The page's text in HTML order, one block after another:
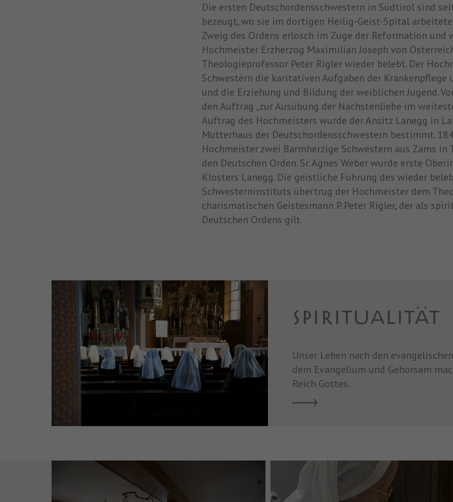
Die ersten Deutschordensschwestern in Südtirol sind
bezeugt, wo sie im dortigen Heilig-Geist-Spital
Zweig des Ordens erlosch im Zuge der Reformation und
Hochmeister Erzherzog Maximilian Joseph von
Theologieprofessor Peter Rigler wieder belebt. Der
Schwestern die karitativen Aufgaben der Krankenpflege
und die Erziehung und Bildung der weiblichen Jugend.
den Auftrag „zur Ausübung der Nächstenliebe im
Auftrag des Hochmeisters wurde der Ansitz Lanegg in
Mutterhaus der Deutschordensschwestern bestimmt.
Hochmeister zwei Barmherzige Schwestern aus Zams
den Deutschen Orden. Sr. Agnes Weber wurde erste
Klosters Lanegg. Die geistliche Führung des wieder
Schwesterninstituts übertrug der Hochmeister dem
charismatischen Geistesmann P. Peter Rigler, der als
Deutschen Ordens gilt.
SPIRITUALITÄT
Unser Leben nach den
dem Evangelium und Gehorsam
Reich Gottes.